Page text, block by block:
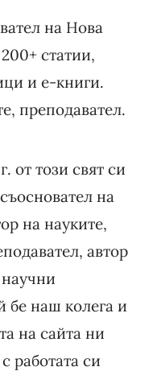
на Нова
статии,
и е-книги.
преподавател.
от този свят си
на
на науките,
автор
бе наш колега и
на сайта ни
работата си